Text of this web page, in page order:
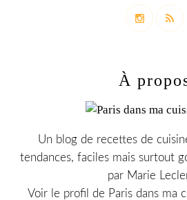
À
Un blog de recettes de
tendances, faciles mais surtout
par Marie
Voir le profil de Paris dans ma